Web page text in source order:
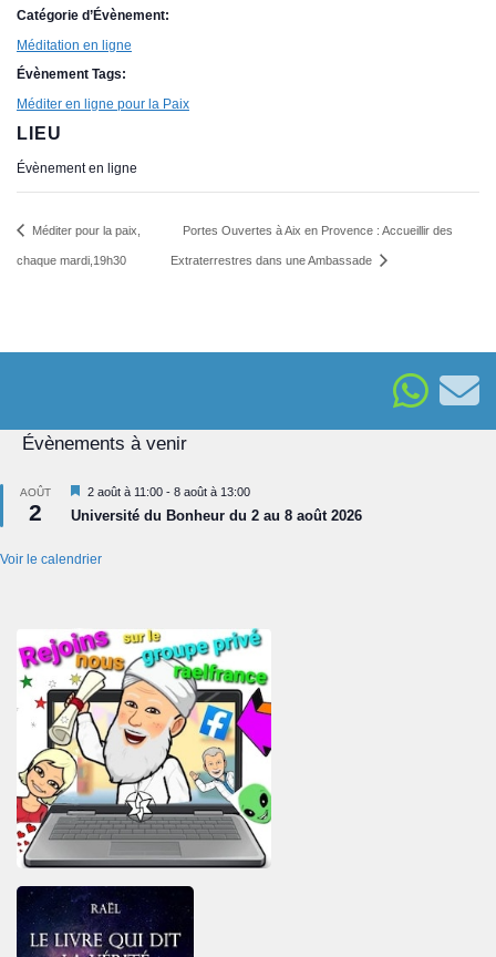
Catégorie d’Évènement:
Méditation en ligne
Évènement Tags:
Méditer en ligne pour la Paix
LIEU
Évènement en ligne
Méditer pour la paix,
chaque mardi,19h30
Portes Ouvertes à Aix en Provence : Accueillir des
Extraterrestres dans une Ambassade
Évènements à venir
AOÛT
2
Mis
en
avant
2 août à 11:00 - 8 août à 13:00
Université du Bonheur du 2 au 8 août 2026
Voir le calendrier